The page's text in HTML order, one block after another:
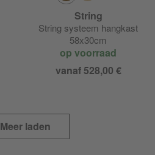
String
String systeem hangkast
58x30cm
op voorraad
vanaf 528,00 €
Meer laden